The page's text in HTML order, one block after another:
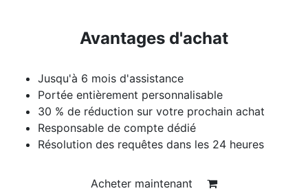
Avantages d'achat
Jusqu'à 6 mois d'assistance
Portée entièrement personnalisable
30 % de réduction sur votre prochain achat
Responsable de compte dédié
Résolution des requêtes dans les 24 heures
Acheter maintenant